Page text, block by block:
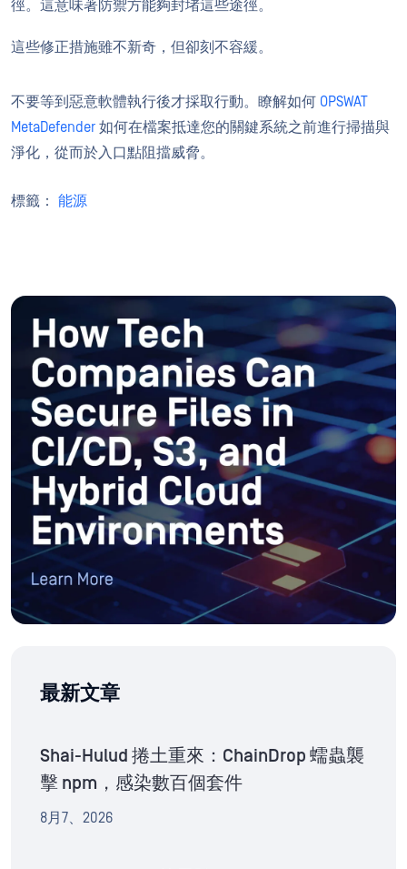
徑。這意味著防禦方能夠封堵這些途徑。
這些修正措施雖不新奇，但卻刻不容緩。
不要等到惡意軟體執行後才採取行動。瞭解如何 OPSWAT
MetaDefender 如何在檔案抵達您的關鍵系統之前進行掃描與
淨化，從而於入口點阻擋威脅。
標籤： 能源
最新文章
Shai-Hulud 捲土重來：ChainDrop 蠕蟲襲
擊 npm，感染數百個套件
8月7、2026